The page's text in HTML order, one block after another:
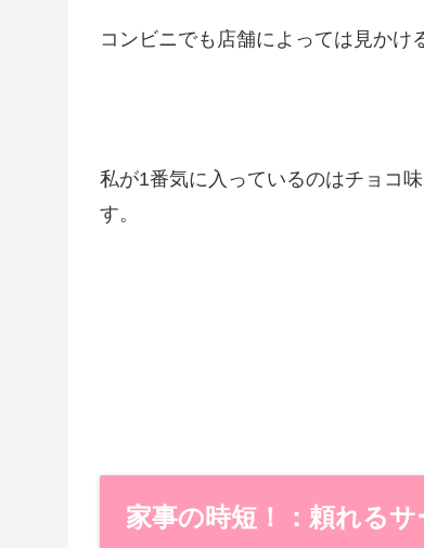
コンビニでも店舗によっては見かけ
私が1番気に入っているのはチョコ
す。
家事の時短！：頼れる